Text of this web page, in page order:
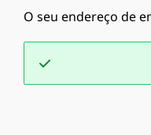
O seu endereço de